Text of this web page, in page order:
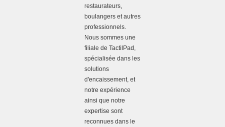
restaurateurs,
boulangers et autres
professionnels.
Nous sommes une
filiale de TactilPad,
spécialisée dans les
solutions
d'encaissement, et
notre expérience
ainsi que notre
expertise sont
reconnues dans le